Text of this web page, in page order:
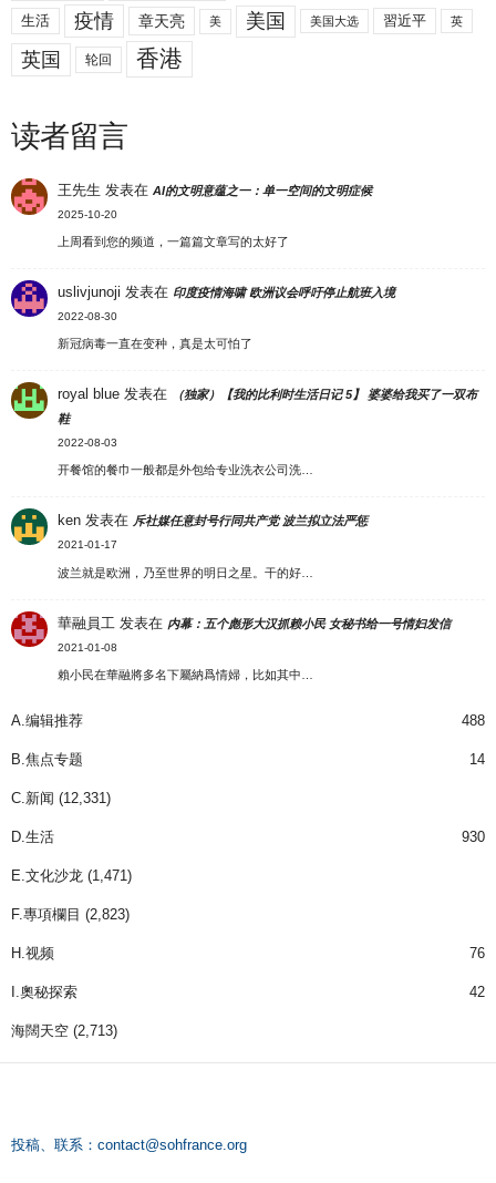
生活 疫情 章天亮 美 美国 美国大选 習近平 英
英国 轮回 香港
读者留言
王先生 发表在AI的文明意蕴之一：单一空间的文明症候
2025-10-20
上周看到您的频道，一篇篇文章写的太好了
uslivjunoji 发表在 印度疫情海啸 欧洲议会呼吁停止航班入境
2022-08-30
新冠病毒一直在变种，真是太可怕了
royal blue 发表在
（独家）【我的比利时生活日记 5】 婆婆给我买了一双布
鞋
2022-08-03
开餐馆的餐巾一般都是外包给专业洗衣公司洗…
ken 发表在 斥社媒任意封号行同共产党 波兰拟立法严惩
2021-01-17
波兰就是欧洲，乃至世界的明日之星。干的好…
華融員工 发表在 内幕：五个彪形大汉抓赖小民 女秘书给一号情妇发信
2021-01-08
賴小民在華融將多名下屬納爲情婦，比如其中…
A.编辑推荐 488
B.焦点专题 14
C.新闻 (12,331)
D.生活 930
E.文化沙龙 (1,471)
F.專項欄目 (2,823)
H.视频 76
I.奧秘探索 42
海闊天空 (2,713)
投稿、联系： contact@sohfrance.org